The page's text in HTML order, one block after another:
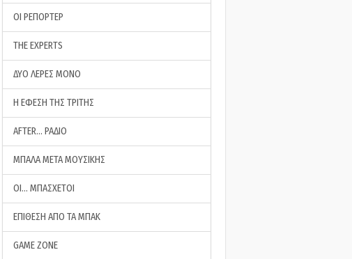
ΟΙ ΡΕΠΟΡΤΕΡ
THE EXPERTS
ΔΥΟ ΛΕΡΕΣ ΜΟΝΟ
Η ΕΦΕΣΗ ΤΗΣ ΤΡΙΤΗΣ
AFTER… ΡΑΔΙΟ
ΜΠΑΛΑ ΜΕΤΑ ΜΟΥΣΙΚΗΣ
ΟΙ… ΜΠΑΣΧΕΤΟΙ
ΕΠΙΘΕΣΗ ΑΠΟ ΤΑ ΜΠΑΚ
GAME ZONE